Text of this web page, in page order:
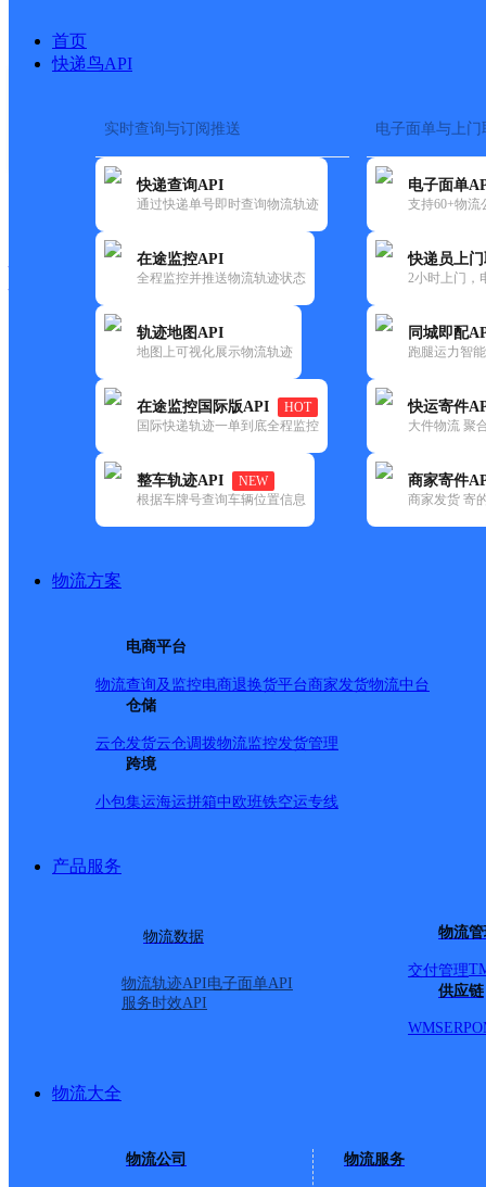
首页
快递鸟API
实时查询与订阅推送
快递查询API
通过快递单号即时查询物流轨迹
在途监控API
全程监控并推送物流轨迹状态
轨迹地图API
地图上可视化展示物流轨迹
在途监控国际版API
HOT
国际快递轨迹一单到底全程监控
整车轨迹API
NEW
根据车牌号查询车辆位置信息
电子面单与上门
电子面单
支持60+物流
快递员上
2小时上门，
同城即配
跑腿运力智
快运寄件
大件物流 聚
商家寄件
商家发货 寄
物流方案
电商平台
物流查询及监控电商退换货平台商家发货物流中台
仓储
云仓发货云仓调拨物流监控发货管理
跨境
小包集运海运拼箱中欧班铁空运专线
产品服务
物流数据
物流轨迹API电子面单API
服务时效API
物流
交付管理
供应链
WMSERP
物流大全
物流公司 物流服务
快运大全 快递时效
速尔
路桥八
更新时间：2021-11-26 00:00:00
所属快递：速尔快递
所属区域：浙江省-台州市-路桥区
网点地址：台州市路桥区蓬街镇环镇北路600号
网点负责人：